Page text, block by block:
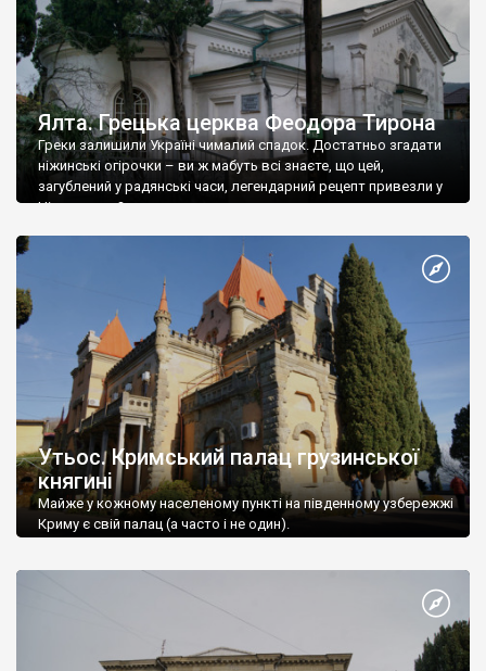
Ялта. Грецька церква Феодора Тирона
Греки залишили Україні чималий спадок. Достатньо згадати
ніжинські огірочки – ви ж мабуть всі знаєте, що цей,
загублений у радянські часи, легендарний рецепт привезли у
Ніжин греки?
Утьос. Кримський палац грузинської
княгині
Майже у кожному населеному пункті на південному узбережжі
Криму є свій палац (а часто і не один).